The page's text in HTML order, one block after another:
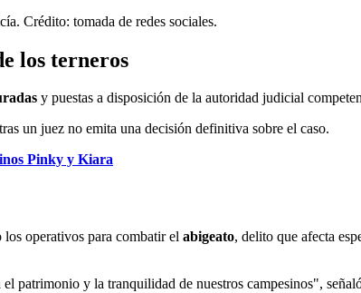
Crédito: tomada de redes sociales.
los terneros
y puestas a disposición de la autoridad judicial
un juez no emita una decisión definitiva sobre el caso.
Pinky y Kiara
operativos para combatir el abigeato, delito que afecta
patrimonio y la tranquilidad de nuestros campesinos",